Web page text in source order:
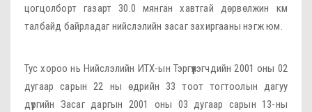
цогцолборт газарт 30.0 мянган хавтгай дөрвөлжин км
талбайд байрладаг нийслэлийн засаг захиргааны нэгж юм.
Тус хороо нь Нийслэлийн ИТХ-ын Тэргүүлэгчдийн 2001 оны 02
дугаар сарын 22 ны өдрийн 33 тоот тогтоолын дагуу
дүүргийн Засаг даргын 2001 оны 03 дугаар сарын 13-ны